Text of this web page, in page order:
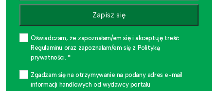
Zapisz się
Oświadczam, że zapoznałam/em się i akceptuję treść
Regulaminu oraz zapoznałam/em się z Polityką
prywatności. *
Zgadzam się na otrzymywanie na podany adres e-mail
informacji handlowych od wydawcy portalu